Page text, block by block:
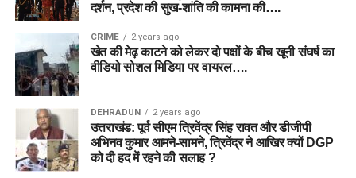
दर्शन, प्रदेश की सुख-शांति की कामना की….
CRIME 2 years ago
खेत की मेढ़ काटने को लेकर दो पक्षों के बीच खूनी संघर्ष का
वीडियो सोशल मिडिया पर वायरल….
DEHRADUN 2 years ago
उत्तराखंड: पूर्व सीएम त्रिवेंद्र सिंह रावत और डीजीपी
अभिनव कुमार आमने-सामने, त्रिवेंद्र ने आखिर क्यों DGP
को दी हद में रहने की सलाह ?